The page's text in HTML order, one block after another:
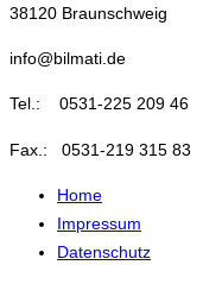
38120 Braunschweig
info@bilmati.de
Tel.: 0531-225 209 46
Fax.: 0531-219 315 83
Home
Impressum
Datenschutz